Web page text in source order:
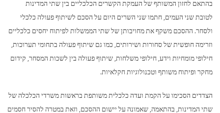
בהתאם לחזון המשותף של העמקת הקשרים הכלכליים בין שתי המדינות
לטובת שני העמים, חתמו שני השרים היום על הסכם לשיתוף פעולה כלכלי
ולסחר. ההסכם משקף את מחויבותן של שתי הממשלות לפיתוח יחסים כלכליים
וזרימה חופשית של סחורות ושירותים, כמו גם שיתוף פעולה בתחומי תערוכות,
חילופי מומחיות וידע, חילופי משלחות, שיתוף פעולה בין לשכות המסחר, קידום
מחקר ופיתוח משותף וטכנולוגיות חקלאיות.
הצדדים הסכימו על הקמת ועדה כלכלית משותפת בראשות משרדי הכלכלה של
שתי המדינות, בהתאמה, שאמונה על יישום ההסכם, וזאת במטרה להסיר חסמים